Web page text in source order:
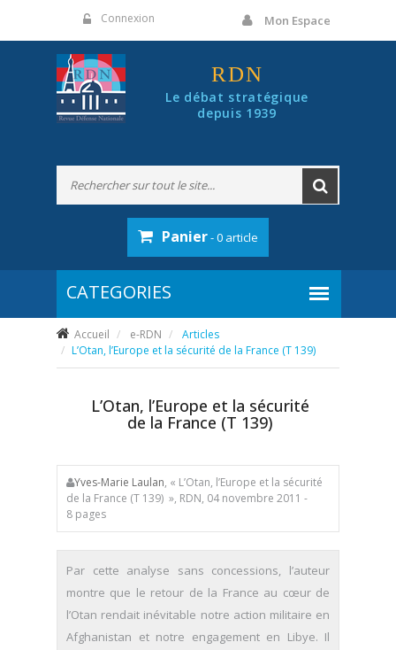
Connexion Mon Espace
RDN
Le débat stratégique
depuis 1939
Panier- 0 article
Accueil e-RDN
Articles
L’Otan, l’Europe et la sécurité de la France (T 139)
L’Otan, l’Europe et la sécurité
de la France (T 139)
Yves-Marie Laulan, « L’Otan, l’Europe et la sécurité
de la France (T 139) », RDN, 04 novembre 2011 -
8 pages
Par cette analyse sans concessions, l’auteur
montre que le retour de la France au cœur de
l’Otan rendait inévitable notre action militaire en
Afghanistan et notre engagement en Libye. Il